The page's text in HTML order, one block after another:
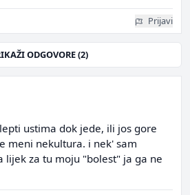
Prijavi
ODGOVORE (2)
ustima dok jede, ili jos gore
meni nekultura. i nek' sam
lijek za tu moju "bolest" ja ga ne